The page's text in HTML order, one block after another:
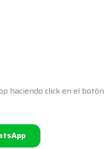
haciendo click en el